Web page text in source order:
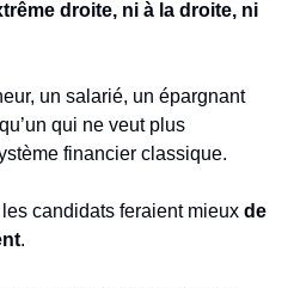
droite, ni à la droite, ni
un salarié, un épargnant
qui ne veut plus
financier classique.
candidats feraient mieux de
.